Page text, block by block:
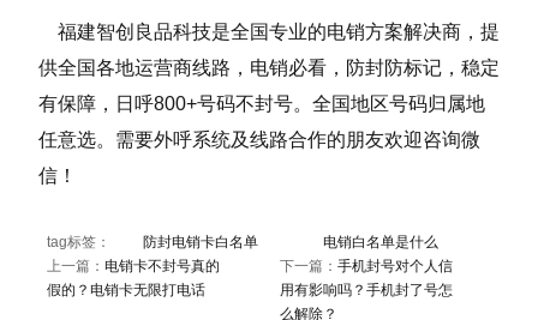
福建智创良品科技是全国专业的电销方案解决商，提
供全国各地运营商线路，电销必看，防封防标记，稳定
有保障，日呼800+号码不封号。全国地区号码归属地
任意选。需要外呼系统及线路合作的朋友欢迎咨询微
信！
tag标签： 防封电销卡白名单
电销白名单是什么
上一篇： 电销卡不封号真的
假的？电销卡无限打电话
下一篇： 手机封号对个人信
用有影响吗？手机封了号怎
么解除？